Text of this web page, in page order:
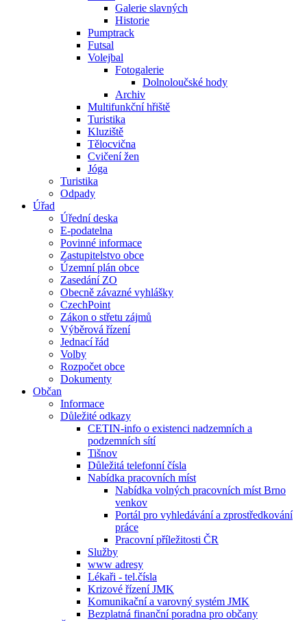
Galerie slavných
Historie
Pumptrack
Futsal
Volejbal
Fotogalerie
Dolnoloučské hody
Archiv
Multifunkční hřiště
Turistika
Kluziště
Tělocvična
Cvičení žen
Jóga
Turistika
Odpady
Úřad
Úřední deska
E-podatelna
Povinné informace
Zastupitelstvo obce
Územní plán obce
Zasedání ZO
Obecně závazné vyhlášky
CzechPoint
Zákon o střetu zájmů
Výběrová řízení
Jednací řád
Volby
Rozpočet obce
Dokumenty
Občan
Informace
Důležité odkazy
CETIN-info o existenci nadzemních a
podzemních sítí
Tišnov
Důležitá telefonní čísla
Nabídka pracovních míst
Nabídka volných pracovních míst Brno
venkov
Portál pro vyhledávání a zprostředkování
práce
Pracovní příležitosti ČR
Služby
www adresy
Lékaři - tel.čísla
Krizové řízení JMK
Komunikační a varovný systém JMK
Bezplatná finanční poradna pro občany